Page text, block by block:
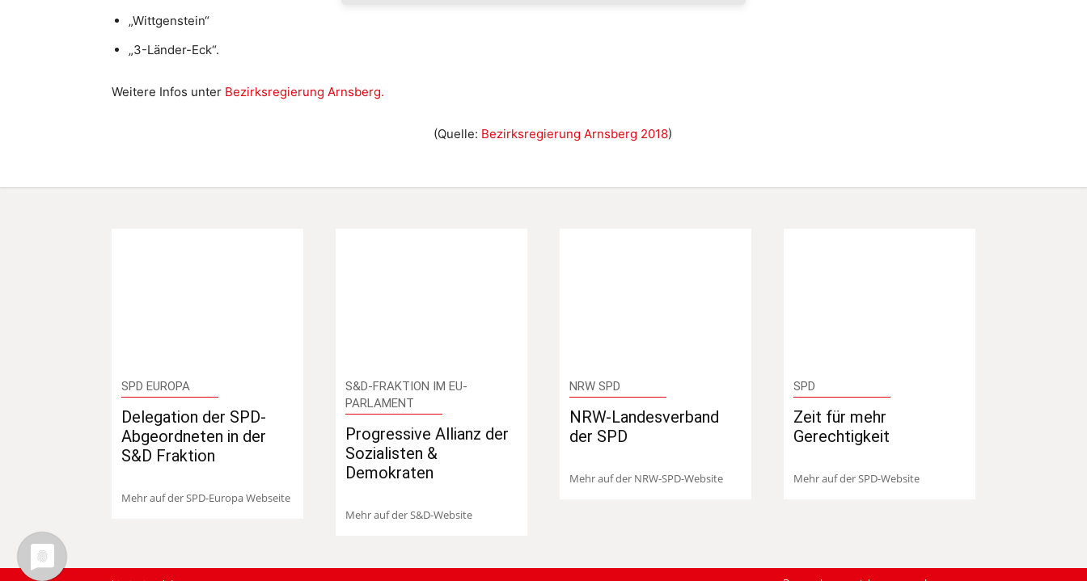
„Wittgenstein“
„3-Länder-Eck“.
Weitere Infos unter Bezirksregierung Arnsberg.
(Quelle: Bezirksregierung Arnsberg 2018)
SPD EUROPA
Delegation der SPD-
Abgeordneten in der
S&D Fraktion
Mehr auf der SPD-Europa Webseite
S&D-FRAKTION IM EU-
PARLAMENT
Progressive Allianz der
Sozialisten &
Demokraten
Mehr auf der S&D-Website
NRW SPD
NRW-Landesverband
der SPD
Mehr auf der NRW-SPD-Website
SPD
Zeit für mehr
Gerechtigkeit
Mehr auf der SPD-Website